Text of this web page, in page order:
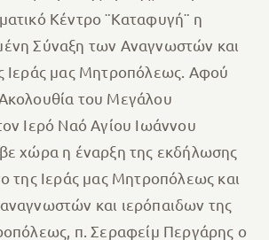
Κέντρο ¨Καταφυγή¨ η
Σύναξη των Αναγνωστών και
Ιεράς μας Μητροπόλεως. Αφού
του Μεγάλου
Ιερό Ναό Αγίου Ιωάννου
χώρα η έναρξη της εκδήλωσης
της Ιεράς μας Μητροπόλεως και
και ιερόπαιδων της
π. Σεραφείμ Περγάρης ο